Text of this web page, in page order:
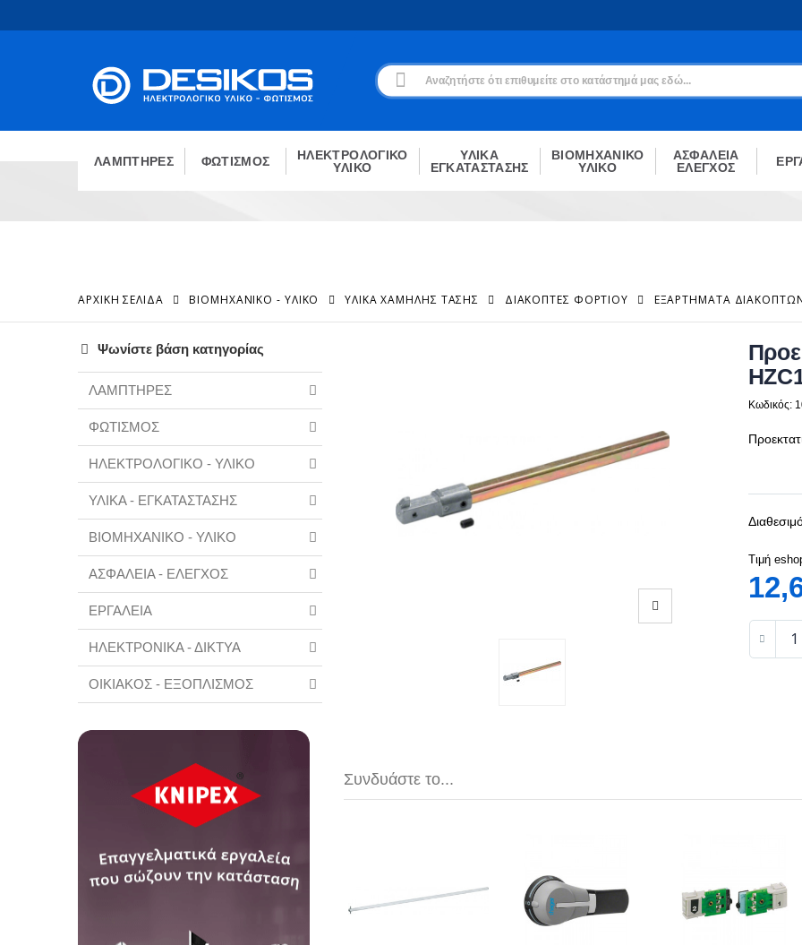
Εγγραφή
Δεν είσαι μέλος;
ΕΓΓΡΑΦΉ
ΛΑΜΠΤΗΡΕΣ ΦΩΤΙΣΜΟΣ
ΗΛΕΚΤΡΟΛΟΓΙΚΟ
ΥΛΙΚΟ
ΥΛΙΚΑ
ΕΓΚΑΤΑΣΤΑΣΗΣ
ΒΙΟΜΗΧΑΝΙΚΟ
ΥΛΙΚΟ
ΑΣΦΑΛΕΙΑ
ΕΛΕΓΧΟΣ
ΑΡΧΙΚΉ ΣΕΛΊΔΑ ΒΙΟΜΗΧΑΝΙΚΟ - ΥΛΙΚΟ ΥΛΙΚΆ ΧΑΜΗΛΉΣ ΤΆΣΗΣ ΔΙΑΚΌΠΤΕΣ ΦΟΡΤΊΟΥ ΕΞΑΡΤΉΜΑΤΑ
Ψωνίστε βάση κατηγορίας
ΛΑΜΠΤΗΡΕΣ
ΦΩΤΙΣΜΟΣ
ΗΛΕΚΤΡΟΛΟΓΙΚΟ - ΥΛΙΚΟ
ΥΛΙΚΑ - ΕΓΚΑΤΑΣΤΑΣΗΣ
ΒΙΟΜΗΧΑΝΙΚΟ - ΥΛΙΚΟ
ΑΣΦΑΛΕΙΑ - ΕΛΕΓΧΟΣ
ΕΡΓΑΛΕΙΑ
ΗΛΕΚΤΡΟΝΙΚΑ - ΔΙΚΤΥΑ
ΟΙΚΙΑΚΟΣ - ΕΞΟΠΛΙΣΜΟΣ
Κωδικός:
Τιμή
Συνδυάστε το...